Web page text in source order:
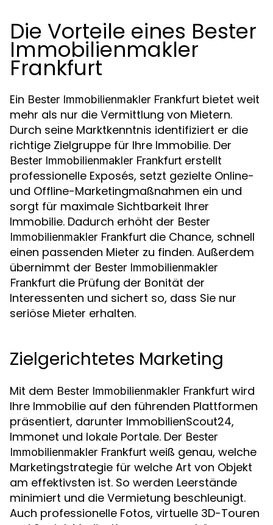
Die Vorteile eines Bester
Immobilienmakler
Frankfurt
Ein Bester Immobilienmakler Frankfurt bietet weit
mehr als nur die Vermittlung von Mietern.
Durch seine Marktkenntnis identifiziert er die
richtige Zielgruppe für Ihre Immobilie. Der
Bester Immobilienmakler Frankfurt erstellt
professionelle Exposés, setzt gezielte Online-
und Offline-Marketingmaßnahmen ein und
sorgt für maximale Sichtbarkeit Ihrer
Immobilie. Dadurch erhöht der Bester
Immobilienmakler Frankfurt die Chance, schnell
einen passenden Mieter zu finden. Außerdem
übernimmt der Bester Immobilienmakler
Frankfurt die Prüfung der Bonität der
Interessenten und sichert so, dass Sie nur
seriöse Mieter erhalten.
Zielgerichtetes Marketing
Mit dem Bester Immobilienmakler Frankfurt wird
Ihre Immobilie auf den führenden Plattformen
präsentiert, darunter ImmobilienScout24,
Immonet und lokale Portale. Der Bester
Immobilienmakler Frankfurt weiß genau, welche
Marketingstrategie für welche Art von Objekt
am effektivsten ist. So werden Leerstände
minimiert und die Vermietung beschleunigt.
Auch professionelle Fotos, virtuelle 3D-Touren